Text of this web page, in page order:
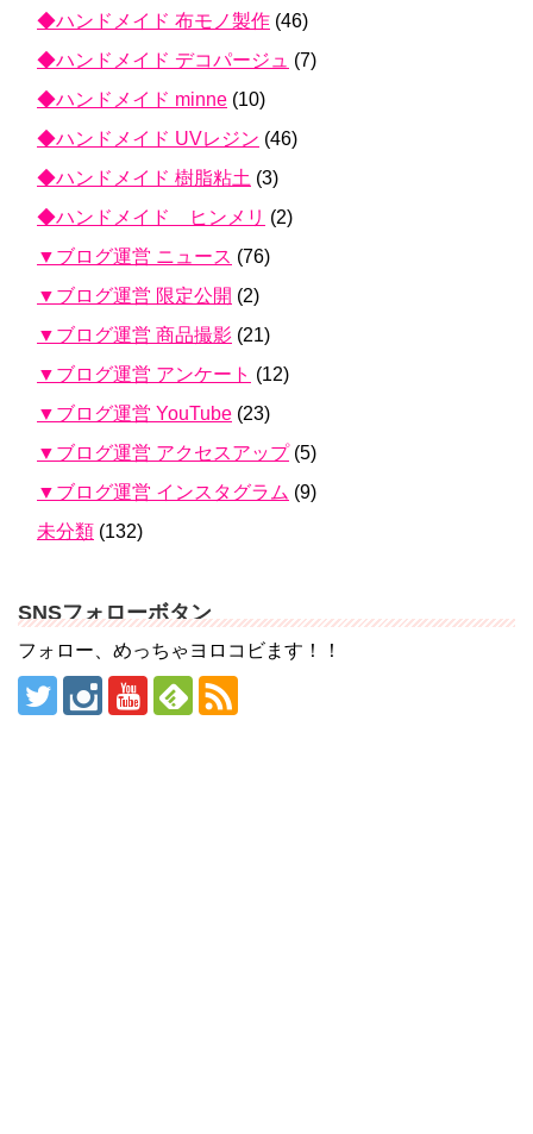
◆ハンドメイド 布モノ製作 (46)
◆ハンドメイド デコパージュ (7)
◆ハンドメイド minne (10)
◆ハンドメイド UVレジン (46)
◆ハンドメイド 樹脂粘土 (3)
◆ハンドメイド ヒンメリ (2)
▼ブログ運営 ニュース (76)
▼ブログ運営 限定公開 (2)
▼ブログ運営 商品撮影 (21)
▼ブログ運営 アンケート (12)
▼ブログ運営 YouTube (23)
▼ブログ運営 アクセスアップ(5)
▼ブログ運営 インスタグラム (9)
未分類 (132)
SNSフォローボタン
フォロー、めっちゃヨロコビます！！